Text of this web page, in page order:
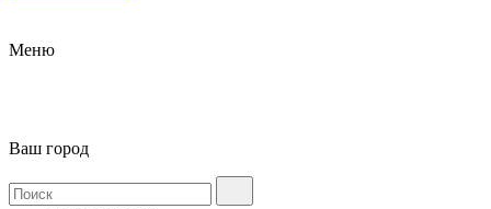
Меню
Ваш город